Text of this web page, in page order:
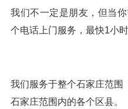
我们不一定是朋友，但当
个电话上门服务，最快1小时
我们服务于整个石家庄范
石家庄范围内的各个区县。